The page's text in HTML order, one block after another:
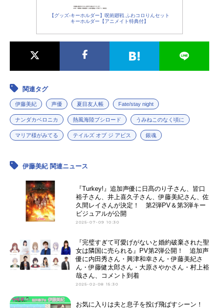
【グッズ-キーホルダー】呪術廻戦 ふわコロりんセット
キーホルダー【アニメイト特典付】
関連タグ
伊藤美紀 声優 夏目友人帳 Fate/stay night
ナンダカベロニカ 熱風海陸ブシロード うみねこのなく頃に
マリア様がみてる テイルズ オブ ジ アビス 銀魂
伊藤美紀 関連ニュース
『Turkey!』追加声優に日髙のり子さん、皆口
裕子さん、井上喜久子さん、伊藤美紀さん、佐
久間レイさんが決定！ 第2弾PV＆第3弾キー
ビジュアルが公開
2025-07-09 10:30
『完璧すぎて可愛げがないと婚約破棄された聖
女は隣国に売られる』PV第2弾公開！ 追加声
優に内田秀さん・興津和幸さん・伊藤美紀さ
ん・伊藤健太郎さん・大原さやかさん・村上裕
哉さん、コメント到着
2025-02-08 15:30
お気に入りは夫と息子を投げ飛ばすシーン！